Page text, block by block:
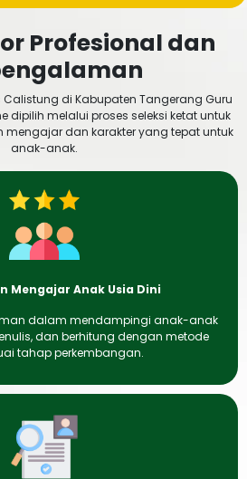
Profesional dan
di Kabupaten Tangerang Guru
dipilih melalui proses seleksi ketat untuk
dan karakter yang tepat untuk
anak-anak.
Mengajar Anak Usia Dini
dalam mendampingi anak-anak
dan berhitung dengan metode
tahap perkembangan.